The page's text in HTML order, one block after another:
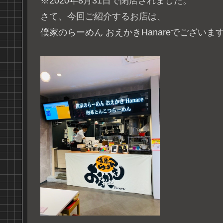
さて、今回ご紹介するお店は、
僕家のらーめん おえかきHanareでございま